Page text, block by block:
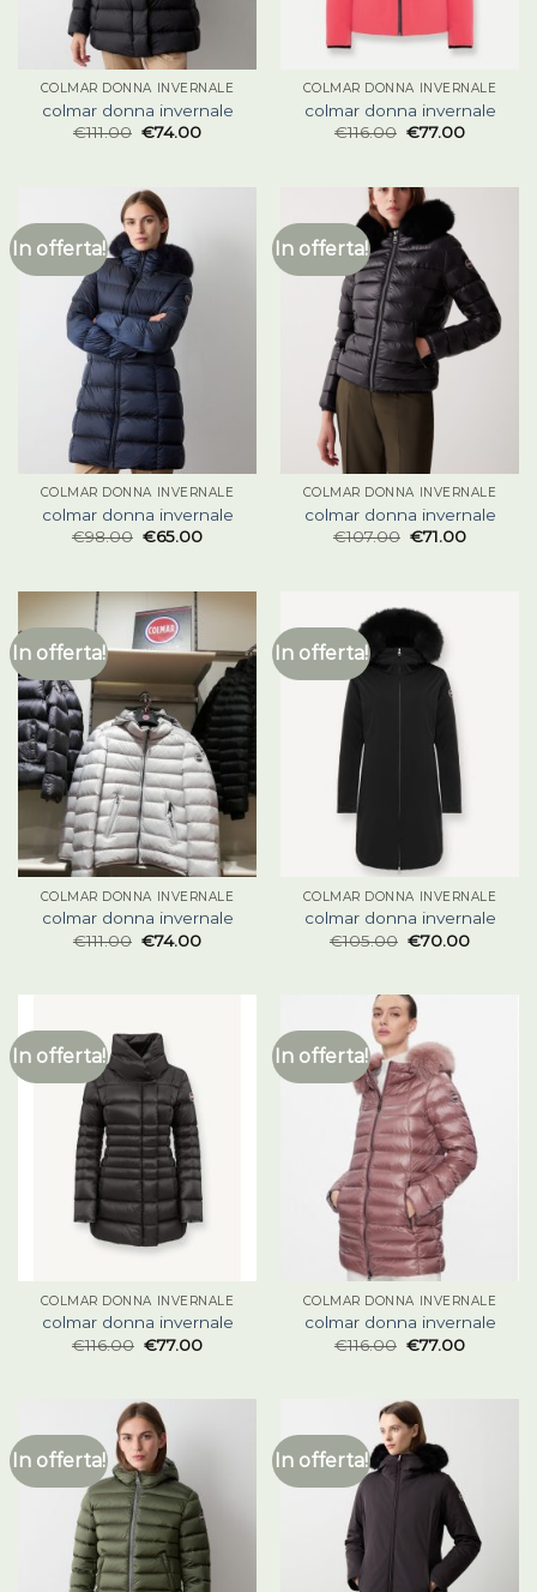
COLMAR DONNA INVERNALE
colmar donna invernale
€111.00 €74.00
COLMAR DONNA INVERNALE
colmar donna invernale
€116.00 €77.00
In offerta!
COLMAR DONNA INVERNALE
colmar donna invernale
€98.00 €65.00
In offerta!
COLMAR DONNA INVERNALE
colmar donna invernale
€107.00 €71.00
In offerta!
COLMAR DONNA INVERNALE
colmar donna invernale
€111.00 €74.00
In offerta!
COLMAR DONNA INVERNALE
colmar donna invernale
€105.00 €70.00
In offerta!
COLMAR DONNA INVERNALE
colmar donna invernale
€116.00 €77.00
In offerta!
COLMAR DONNA INVERNALE
colmar donna invernale
€116.00 €77.00
In offerta! In offerta!